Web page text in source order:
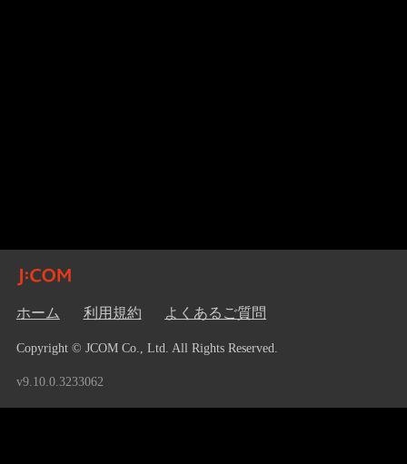
ホーム 利用規約 よくあるご質問
Copyright © JCOM Co., Ltd. All Rights Reserved.
v9.10.0.3233062